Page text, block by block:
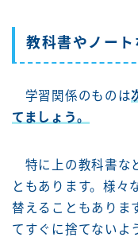
教科書やノー
学習関係のものは
てましょう。
特に上の教科書な
ともあります。様々
替えることもありま
てすぐに捨てないよ